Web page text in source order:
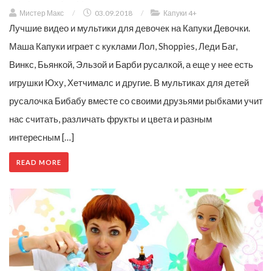
Мистер Макс / 03.09.2018 / Капуки 4+
Лучшие видео и мультики для девочек на Капуки Девочки.
Маша Капуки играет с куклами Лол, Shoppies, Леди Баг,
Винкс, Бьянкой, Эльзой и Барби русалкой, а еще у нее есть
игрушки Юху, Хетчималс и другие. В мультиках для детей
русалочка Бибабу вместе со своими друзьями рыбками учит
нас считать, различать фрукты и цвета и разным
интересным […]
READ MORE